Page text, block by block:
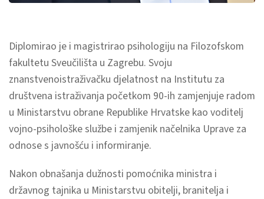
Diplomirao je i magistrirao psihologiju na Filozofskom
fakultetu Sveučilišta u Zagrebu. Svoju
znanstvenoistraživačku djelatnost na Institutu za
društvena istraživanja početkom 90-ih zamjenjuje radom
u Ministarstvu obrane Republike Hrvatske kao voditelj
vojno-psihološke službe i zamjenik načelnika Uprave za
odnose s javnošću i informiranje.
Nakon obnašanja dužnosti pomoćnika ministra i
državnog tajnika u Ministarstvu obitelji, branitelja i